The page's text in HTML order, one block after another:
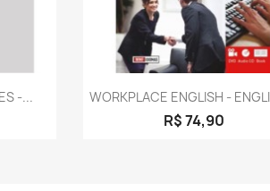
-... Visualização
WORKPLACE ENGLISH -
R$ 74,90